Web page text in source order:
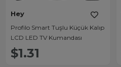
Hey
Profilo Smart Tuşlu Küçük Kalıp
LCD LED TV Kumandası
$1.31